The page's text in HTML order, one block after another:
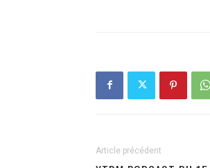
Article précédent